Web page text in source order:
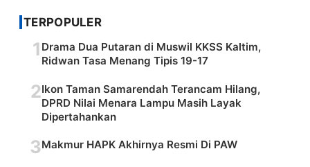
TERPOPULER
1 Drama Dua Putaran di Muswil KKSS Kaltim,
Ridwan Tasa Menang Tipis 19-17
2Ikon Taman Samarendah Terancam Hilang,
DPRD Nilai Menara Lampu Masih Layak
Dipertahankan
3Makmur HAPK Akhirnya Resmi Di PAW